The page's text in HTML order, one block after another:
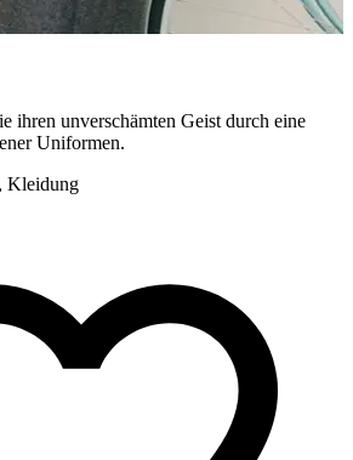
ihren unverschämten Geist durch eine
Uniformen.
Kleidung